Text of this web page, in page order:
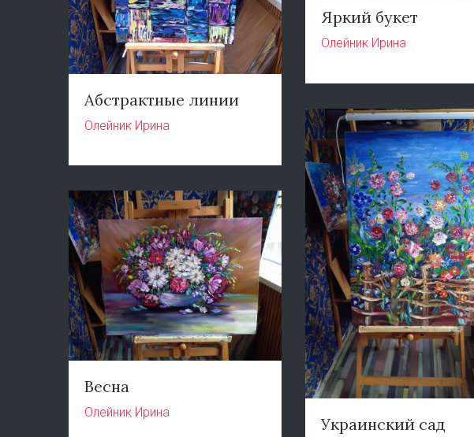
Яркий букет
Олейник Ирина
Абстрактные линии
Олейник Ирина
Украинский сад
Весна
Олейник Ирина